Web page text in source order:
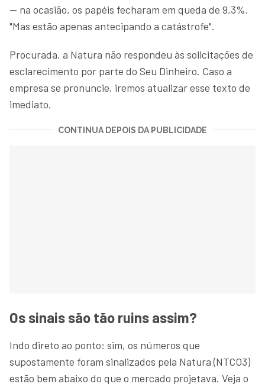
— na ocasião, os papéis fecharam em queda de 9,3%.
"Mas estão apenas antecipando a catástrofe".
Procurada, a Natura não respondeu às solicitações de
esclarecimento por parte do Seu Dinheiro. Caso a
empresa se pronuncie, iremos atualizar esse texto de
imediato.
CONTINUA DEPOIS DA PUBLICIDADE
Os sinais são tão ruins assim?
Indo direto ao ponto: sim, os números que
supostamente foram sinalizados pela Natura (NTCO3)
estão bem abaixo do que o mercado projetava. Veja o